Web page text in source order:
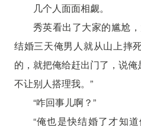
几个人面面相觑。
秀英看出了大家的尴尬
结婚三天俺男人就从山上摔
的，就把俺给赶出门了，说
不让别人搭理我。”
“咋回事儿啊？”
“俺也是快结婚了才知